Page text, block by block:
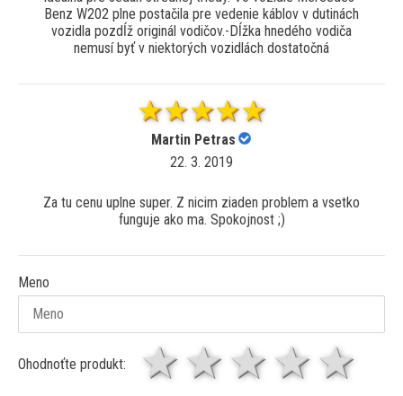
Benz W202 plne postačila pre vedenie káblov v dutinách
vozidla pozdĺž originál vodičov.-Dĺžka hnedého vodiča
nemusí byť v niektorých vozidlách dostatočná
Martin Petras
22. 3. 2019
Za tu cenu uplne super. Z nicim ziaden problem a vsetko
funguje ako ma. Spokojnost ;)
Meno
Ohodnoťte produkt: 4
3
2 hviezdy
1 hviezda